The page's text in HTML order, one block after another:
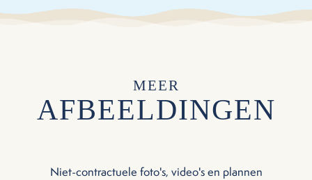
MEER
AFBEELDINGEN
Niet-contractuele foto's, video's en plannen